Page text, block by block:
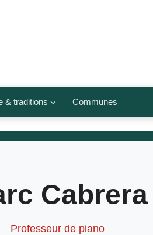
& traditions
religions
Communes
Cabrera
Professeur de piano